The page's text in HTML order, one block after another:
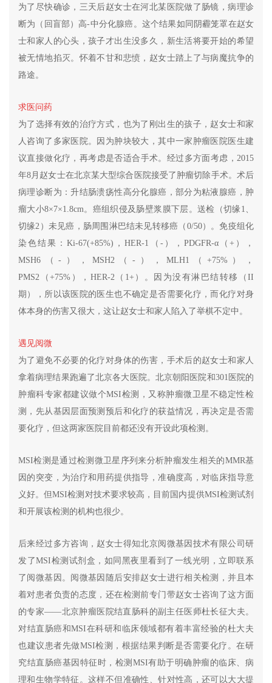
为了尽快确诊，三天后赵女士在河北某医院做了肠镜，病理诊
断为（回盲部）高-中分化腺癌。这个结果如同阴霾笼罩在赵女
士和家人的心头，孩子才出生没多久，新生活将要开始的希望
被无情地掐灭。怀着不甘和悲愤，赵女士踏上了与病魔抗争的
路途。
求医问药
为了选择有效的治疗方式，也为了刚出生的孩子，赵女士和家
人咨询了多家医院。因为肿块较大，其中一家肿瘤医院医生建
议直接做化疗，再考虑是否适合手术。经过多方面考虑，2015
年8月赵女士在北京某大型综合医院接受了肿瘤切除手术。术后
病理诊断为：升结肠溃疡性高分化腺癌，部分为粘液腺癌，肿
瘤大小8×7×1.8cm。癌组织侵及肠壁浆膜下层。送检（切缘1、
切缘2）未见癌，肠周围淋巴结未见转移癌（0/50）。免疫组化
染色结果：Ki-67(+85%)，HER-1（-），PDGFR-α（+），
MSH6（-），MSH2（-），MLH1（+75%），
PMS2（+75%），HER-2（1+）。因为没有淋巴结转移（II
期），所以该医院的医生也不确定是否需要化疗，而化疗对身
体本身的伤害又很大，这让赵女士和家人陷入了举棋不定中。
遇见阅微
为了避免不必要的化疗对身体的伤害，手术后的赵女士和家人
拿着病理结果跑遍了北京各大医院。北京朝阳医院和301医院的
肿瘤科专家都建议做个MSI检测，又称肿瘤微卫星不稳定性检
测，先从基因层面预测预后和化疗的获益情况，再决定是否需
要化疗，但这两家医院目前都还没有开设此项检测。
MSI检测是通过检测微卫星序列来分析肿瘤发生相关的MMR基
因的突变，为治疗和用药提供指导，准确度高，对临床指导意
义好。但MSI检测对技术要求较高，目前国内提供MSI检测试剂
和开展该检测的机构也很少。
后来经过多方咨询，赵女士得知北京阅微基因技术有限公司研
发了MSI检测试剂盒，如同黑夜里看到了一线光明，立即联系
了阅微基因。阅微基因随后安排赵女士进行相关检测，并且本
着对患者负责的态度，还在检测前专门带赵女士咨询了这方面
的专家——北京肿瘤医院结直肠科的副主任医师杜长征大夫。
对结直肠癌和MSI在科研和临床领域都有着丰富经验的杜大夫
也建议患者先做MSI检测，根据结果判断是否需要化疗。在研
究结直肠癌基因特征时，检测MSI有助于明确肿瘤的临床、病
理和生物学特征。这样不但准确性、针对性高，还可以大大提